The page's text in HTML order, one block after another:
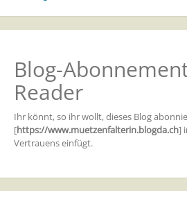
Blog-
Reader
Ihr könnt, so ihr wollt, dieses Blog
[https://www.muetzenfalterin.blogda.ch]
Vertrauens einfügt.